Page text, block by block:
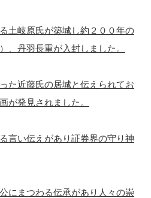
土岐原氏が築城し約２００年の
、丹羽長重が入封しました。
た近藤氏の居城と伝えられてお
が発見されました。
言い伝えがあり証券界の守り神
にまつわる伝承があり人々の崇